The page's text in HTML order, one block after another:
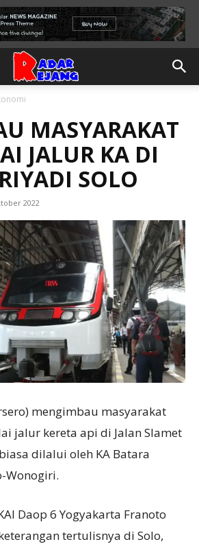
MASYARAKAT
JALUR KA DI
SOLO
2022
mengimbau masyarakat
jalur kereta api di Jalan Slamet
dilalui oleh KA Batara
Wonogiri.
Daop 6 Yogyakarta Franoto
tertulisnya di Solo,